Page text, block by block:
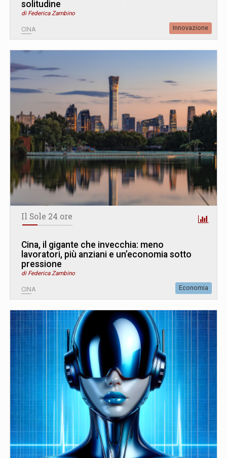
solitudine
di Federica Zambino
CINA Innovazione
Il Sole 24 ore
Cina, il gigante che invecchia: meno
lavoratori, più anziani e un’economia sotto
pressione
di Federica Zambino
CINA Economia